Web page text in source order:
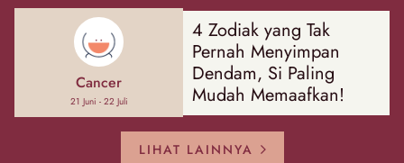
Cancer
21 Juni - 22 Juli
4 Zodiak yang Tak
Pernah Menyimpan
Dendam, Si Paling
Mudah Memaafkan!
LIHAT LAINNYA